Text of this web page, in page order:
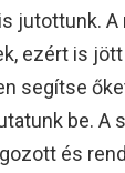
jutottunk.
ezért is
segítse
be. A
és